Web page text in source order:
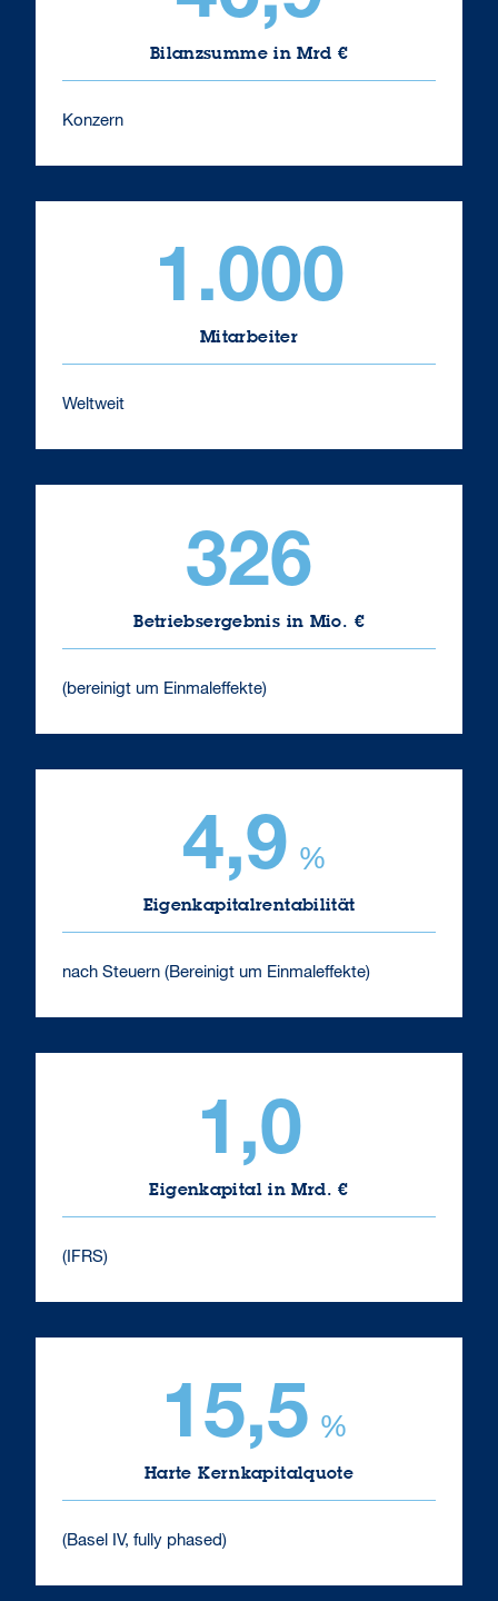
Bilanzsumme in Mrd €
Konzern
1.000
Mitarbeiter
Weltweit
326
Betriebsergebnis in Mio. €
(bereinigt um Einmaleffekte)
4,9 %
Eigenkapitalrentabilität
nach Steuern (Bereinigt um Einmaleffekte)
1,0
Eigenkapital in Mrd. €
(IFRS)
15,5 %
Harte Kernkapitalquote
(Basel IV, fully phased)